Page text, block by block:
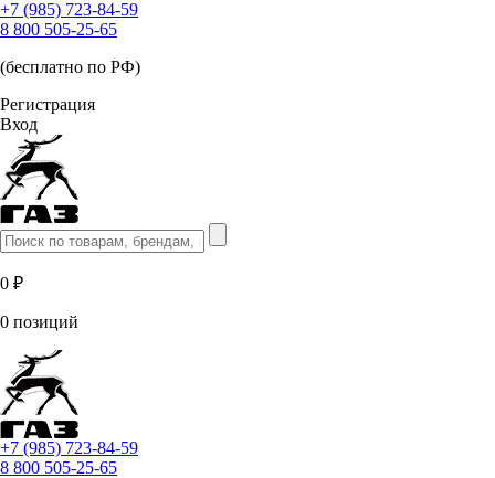
+7 (985) 723-84-59
8 800 505-25-65
(бесплатно по РФ)
Регистрация
Вход
0 ₽
0 позиций
+7 (985) 723-84-59
8 800 505-25-65